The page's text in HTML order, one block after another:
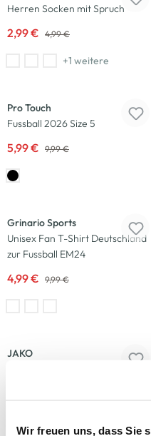
Wir freuen uns, dass Sie
Herren Socken mit Spruch
2,99 € 4,99 €
+1 weitere
Pro Touch
Fussball 2026 Size 5
5,99 € 9,99 €
Grinario Sports
Unisex Fan T-Shirt Deutschland
zur Fussball EM24
4,99 € 9,99 €
JAKO